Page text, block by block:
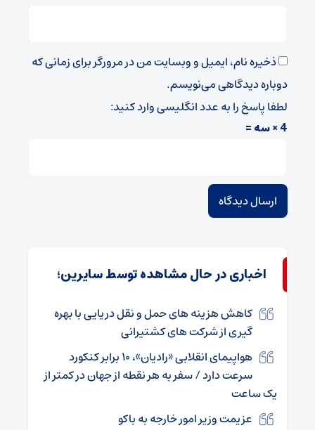
ذخیره نام، ایمیل و وبسایت من در مرورگر برای زمانی که
دوباره دیدگاهی می‌نویسم.
لطفا پاسخ را به عدد انگلیسی وارد کنید:
4 × سه =
اخباری در حال مشاهده توسط سایرین؛
کاهش هزینه های حمل و نقل دریایی با بهره
گیری از شرکت های کشتیرانی
هواپیمای انقلابی «رادیان»، ۱۰ برابر کنکورد
سرعت دارد / سفر به هر نقطه از جهان در کمتر از
یک ساعت
عزیمت وزیر امور خارجه به باکو